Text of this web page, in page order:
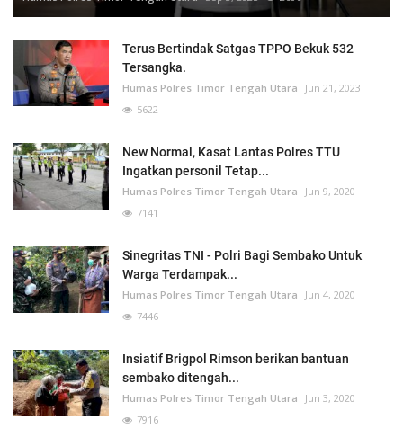
Terus Bertindak Satgas TPPO Bekuk 532
Tersangka.
Humas Polres Timor Tengah Utara
Jun 21, 2023
5622
New Normal, Kasat Lantas Polres TTU
Ingatkan personil Tetap...
Humas Polres Timor Tengah Utara
Jun 9, 2020
7141
Sinegritas TNI - Polri Bagi Sembako Untuk
Warga Terdampak...
Humas Polres Timor Tengah Utara
Jun 4, 2020
7446
Insiatif Brigpol Rimson berikan bantuan
sembako ditengah...
Humas Polres Timor Tengah Utara
Jun 3, 2020
7916